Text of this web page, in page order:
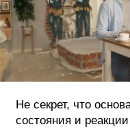
Не секрет, что
состояния и